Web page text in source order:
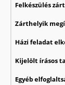
Felkészülés
Zárthelyik
Házi feladat
Kijelölt írásos
Egyéb